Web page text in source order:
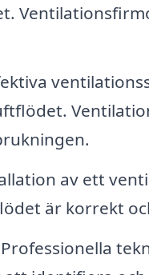
av ett
är korrekt
Professionella